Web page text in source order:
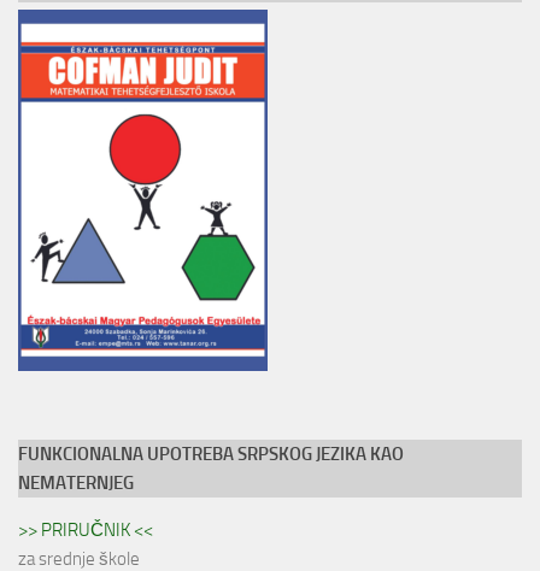
FUNKCIONALNA UPOTREBA SRPSKOG JEZIKA KAO
NEMATERNJEG
>> PRIRUČNIK <<
za srednje škole